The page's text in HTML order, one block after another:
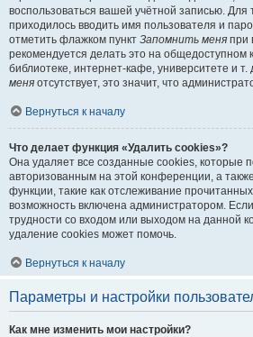
воспользоваться вашей учётной записью. Для
приходилось вводить имя пользователя и
отметить флажком пункт Запомнить меня при
рекомендуется делать это на общедоступном
библиотеке, интернет-кафе, университете и т.
меня отсутствует, это значит, что
Вернуться к началу
Что делает функция «Удалить cookies»?
Она удаляет все созданные cookies, которые
авторизованным на этой конференции, а
функции, такие как отслеживание
возможность включена администратором.
трудности со входом или выходом на данной
удаление cookies может помочь.
Вернуться к началу
Параметры и настройки
Как мне изменить мои настройки?